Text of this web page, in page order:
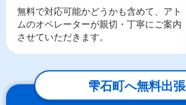
無料で対応可能かどうかも含めて、アト
ムのオペレーターが親切・丁寧にご案内
させていただきます。
雫石町へ無料出張